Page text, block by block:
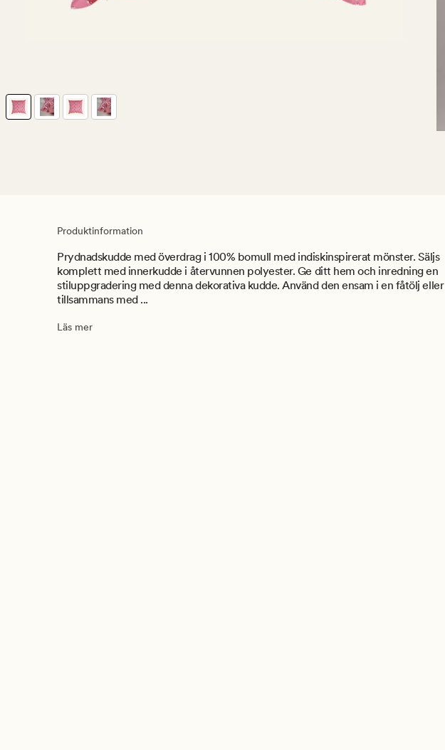
Produktinformation
Prydnadskudde med överdrag i 100% bomull med indiskinspirerat mönster. Säljs
komplett med innerkudde i återvunnen polyester. Ge ditt hem och inredning en
stiluppgradering med denna dekorativa kudde. Använd den ensam i en fåtölj eller
tillsammans med ...
Läs mer